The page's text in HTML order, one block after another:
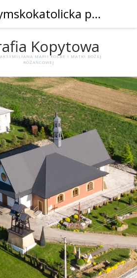
Kopytowa
MARII KOLBE I MATKI BOŻEJ
RÓŻAŃCOWEJ
Parafia Rzymskokatolicka pw. Św. Maksymiliana Marii Kolbe i Matki Bożej Różańcowej w Kopytowej - Parafia Kopytowa